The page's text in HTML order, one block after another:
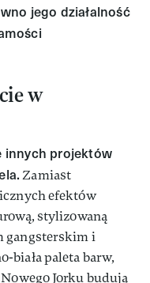
jego działalność
w
innych projektów
Zamiast
efektów
stylizowaną
gangsterskim i
biała paleta barw,
Jorku budują